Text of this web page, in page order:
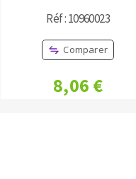
Réf : 10960023
Comparer
8,06 €